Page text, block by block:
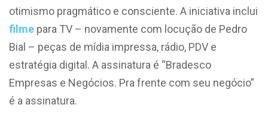
otimismo pragmático e consciente. A iniciativa inclui
filme para TV – novamente com locução de Pedro
Bial – peças de mídia impressa, rádio, PDV e
estratégia digital. A assinatura é “Bradesco
Empresas e Negócios. Pra frente com seu negócio”
é a assinatura.